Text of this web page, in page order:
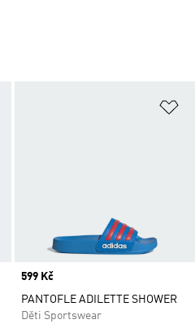
Price
599 Kč
PANTOFLE ADILETTE SHOWER
Děti Sportswear